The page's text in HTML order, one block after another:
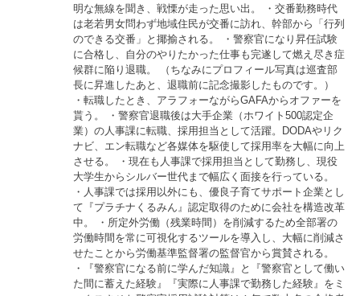
明な無線を聞き、戦慄が走った思い出。 ・交番勤務時代
は老若男女問わず地域住民が交番に訪れ、幹部から「行列
のできる交番」と揶揄される。 ・警察官になり昇任試験
に合格し、自分のやりたかった仕事も完遂して燃え尽き症
候群に陥り退職。 （ちなみにプロフィール写真は巡査部
長に昇進したあと、退職前に記念撮影したものです。）
・転職したとき、アラフォーながらGAFAからオファーを
貰う。 ・警察官退職後は大手企業（ホワイト500認定企
業）の人事課に転職、採用担当として活躍。DODAやリク
ナビ、エン転職など各媒体を駆使して採用率を大幅に向上
させる。 ・現在も人事課で採用担当として勤務し、現役
大学生からシルバー世代まで幅広く面接を行っている。
・人事課では採用以外にも、優良子育てサポート企業とし
て『プラチナくるみん』認定取得のために会社を構造改革
中。 ・所定外労働（残業時間）を削減するため全部署の
労働時間を常に可視化するツールを導入し、大幅に削減さ
せたことから労働基準監督署の監督官から賞賛される。
・『警察官になる前に学んだ知識』と『警察官として働い
た間に蓄えた経験』『実際に人事課で勤務した経験』をミ